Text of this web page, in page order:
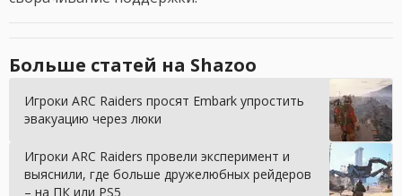
Больше статей на Shazoo
Игроки ARC Raiders просят Embark упростить
эвакуацию через люки
Игроки ARC Raiders провели эксперимент и
выяснили, где больше дружелюбных рейдеров
– на ПК или PS5